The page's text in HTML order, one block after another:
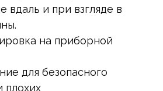
вдаль и при взгляде в
на приборной
для безопасного
плохих